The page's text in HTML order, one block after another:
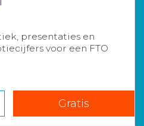
presentaties en
voor een FTO
Gratis